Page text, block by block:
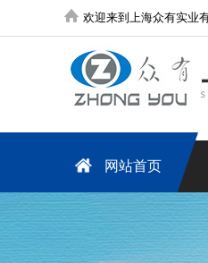
欢迎来到上海众有实业
网站首页